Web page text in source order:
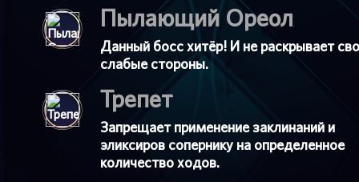
Пылающий Ореол
Данный босс хитёр! И не раскрывает
слабые стороны.
Трепет
Запрещает применение заклинаний и
эликсиров сопернику на определенное
количество ходов.